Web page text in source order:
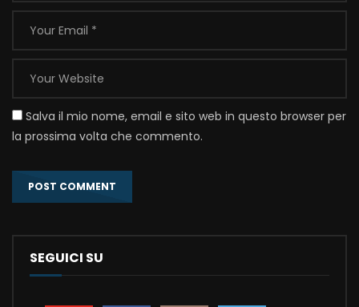
Salva il mio nome, email e sito web in questo browser per
la prossima volta che commento.
SEGUICI SU